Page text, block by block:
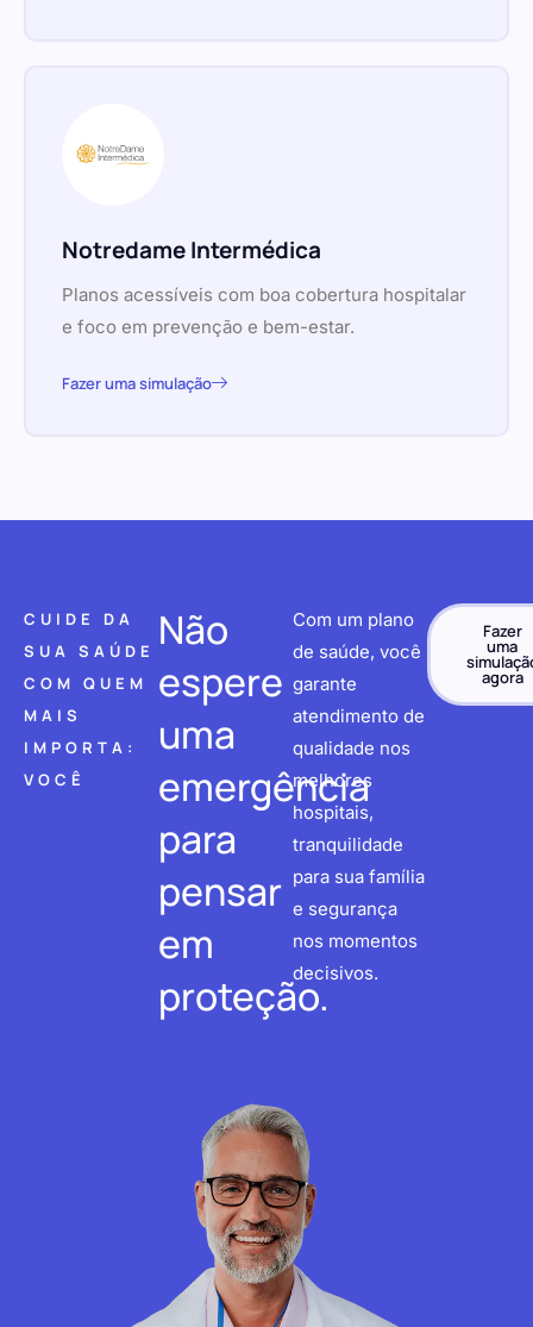
Notredame Intermédica
Planos acessíveis com boa cobertura hospitalar
e foco em prevenção e bem-estar.
Fazer uma simulação
CUIDE DA
SUA SAÚDE
COM QUEM
MAIS
IMPORTA:
VOCÊ
Não
espere
uma
emergência
para
pensar
em
proteção.
Com um plano
de saúde, você
garante
atendimento de
qualidade nos
melhores
hospitais,
tranquilidade
para sua família
e segurança
nos momentos
decisivos.
Fazer
uma
agora